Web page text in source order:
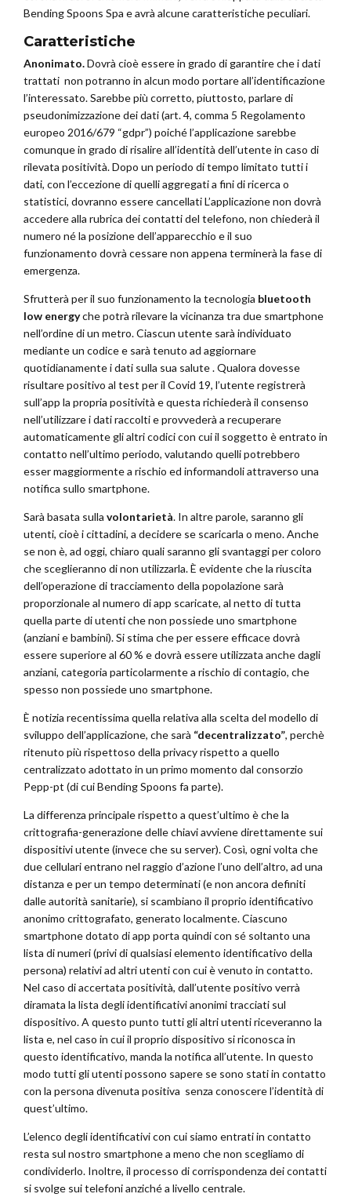
Bending Spoons Spa e avrà alcune caratteristiche peculiari.
Caratteristiche
Anonimato.Dovrà cioè essere in grado di garantire che i dati
trattati non potranno in alcun modo portare all’identificazione
l’interessato. Sarebbe più corretto, piuttosto, parlare di
pseudonimizzazione dei dati (art. 4, comma 5 Regolamento
europeo 2016/679 “gdpr”) poiché l’applicazione sarebbe
comunque in grado di risalire all’identità dell’utente in caso di
rilevata positività. Dopo un periodo di tempo limitato tutti i
dati, con l’eccezione di quelli aggregati a fini di ricerca o
statistici, dovranno essere cancellati L’applicazione non dovrà
accedere alla rubrica dei contatti del telefono, non chiederà il
numero né la posizione dell’apparecchio e il suo
funzionamento dovrà cessare non appena terminerà la fase di
emergenza.
Sfrutterà per il suo funzionamento la tecnologia bluetooth
low energyche potrà rilevare la vicinanza tra due smartphone
nell’ordine di un metro. Ciascun utente sarà individuato
mediante un codice e sarà tenuto ad aggiornare
quotidianamente i dati sulla sua salute . Qualora dovesse
risultare positivo al test per il Covid 19, l’utente registrerà
sull’app la propria positività e questa richiederà il consenso
nell’utilizzare i dati raccolti e provvederà a recuperare
automaticamente gli altri codici con cui il soggetto è entrato in
contatto nell’ultimo periodo, valutando quelli potrebbero
esser maggiormente a rischio ed informandoli attraverso una
notifica sullo smartphone.
Sarà basata sulla volontarietà. In altre parole, saranno gli
utenti, cioè i cittadini, a decidere se scaricarla o meno. Anche
se non è, ad oggi, chiaro quali saranno gli svantaggi per coloro
che sceglieranno di non utilizzarla. È evidente che la riuscita
dell’operazione di tracciamento della popolazione sarà
proporzionale al numero di app scaricate, al netto di tutta
quella parte di utenti che non possiede uno smartphone
(anziani e bambini). Si stima che per essere efficace dovrà
essere superiore al 60 % e dovrà essere utilizzata anche dagli
anziani, categoria particolarmente a rischio di contagio, che
spesso non possiede uno smartphone.
È notizia recentissima quella relativa alla scelta del modello di
sviluppo dell’applicazione, che sarà “decentralizzato”, perchè
ritenuto più rispettoso della privacy rispetto a quello
centralizzato adottato in un primo momento dal consorzio
Pepp-pt (di cui Bending Spoons fa parte).
La differenza principale rispetto a quest’ultimo è che la
crittografia-generazione delle chiavi avviene direttamente sui
dispositivi utente (invece che su server). Così, ogni volta che
due cellulari entrano nel raggio d’azione l’uno dell’altro, ad una
distanza e per un tempo determinati (e non ancora definiti
dalle autorità sanitarie), si scambiano il proprio identificativo
anonimo crittografato, generato localmente. Ciascuno
smartphone dotato di app porta quindi con sé soltanto una
lista di numeri (privi di qualsiasi elemento identificativo della
persona) relativi ad altri utenti con cui è venuto in contatto.
Nel caso di accertata positività, dall’utente positivo verrà
diramata la lista degli identificativi anonimi tracciati sul
dispositivo. A questo punto tutti gli altri utenti riceveranno la
lista e, nel caso in cui il proprio dispositivo si riconosca in
questo identificativo, manda la notifica all’utente. In questo
modo tutti gli utenti possono sapere se sono stati in contatto
con la persona divenuta positiva senza conoscere l’identità di
quest’ultimo.
L’elenco degli identificativi con cui siamo entrati in contatto
resta sul nostro smartphone a meno che non scegliamo di
condividerlo. Inoltre, il processo di corrispondenza dei contatti
si svolge sui telefoni anziché a livello centrale.